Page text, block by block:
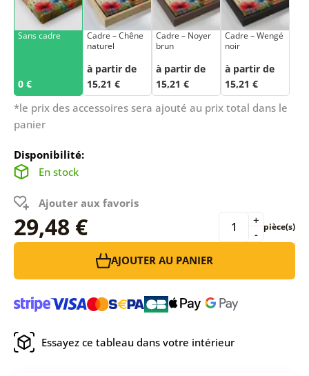
Sans cadre
0 €
Cadre – Chêne
naturel
à partir de
15,21 €
Cadre – Noyer
brun
à partir de
15,21 €
Cadre – Wengé
noir
à partir de
15,21 €
*le prix des accessoires sera ajouté au prix total dans le
panier
Disponibilité:
En stock
Ajouter aux favoris
29,48 € -
+ pièce(s)
AJOUTER AU PANIER
Essayez ce tableau dans votre intérieur